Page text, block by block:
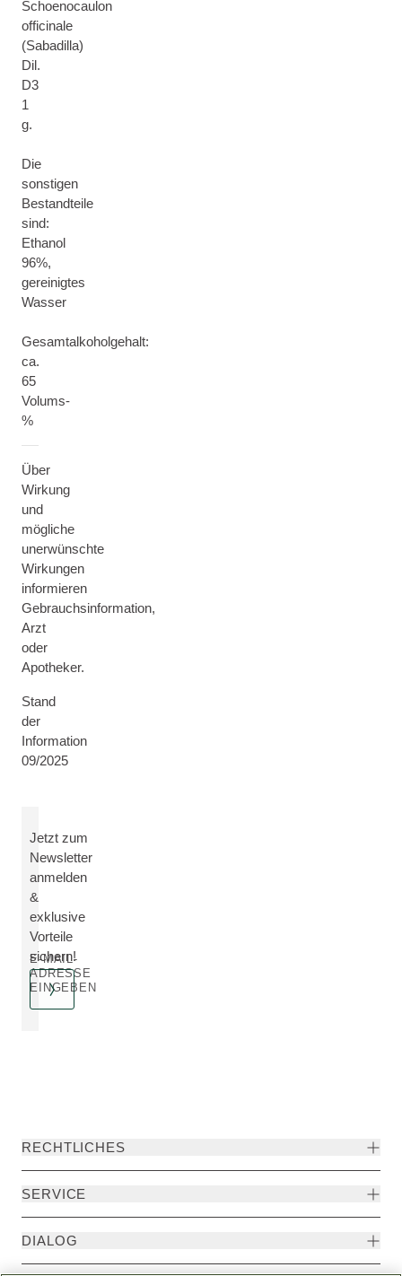
Schoenocaulon
officinale
(Sabadilla)
Dil.
D3
1
g.
Die
sonstigen
Bestandteile
sind:
Ethanol
96%,
gereinigtes
Wasser
Gesamtalkoholgehalt:
ca.
65
Volums-
%
Über
Wirkung
und
mögliche
unerwünschte
Wirkungen
informieren
Gebrauchsinformation,
Arzt
oder
Apotheker.
Stand
der
Information
09/2025
Jetzt zum
Newsletter
anmelden
&
exklusive
Vorteile
sichern!
E-MAIL-
ADRESSE
EINGEBEN
RECHTLICHES
SERVICE
DIALOG